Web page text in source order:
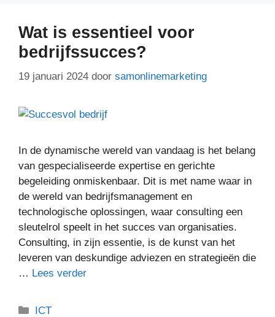
Wat is essentieel voor
bedrijfssucces?
19 januari 2024 door samonlinemarketing
In de dynamische wereld van vandaag is het belang
van gespecialiseerde expertise en gerichte
begeleiding onmiskenbaar. Dit is met name waar in
de wereld van bedrijfsmanagement en
technologische oplossingen, waar consulting een
sleutelrol speelt in het succes van organisaties.
Consulting, in zijn essentie, is de kunst van het
leveren van deskundige adviezen en strategieën die
… Lees verder
ICT